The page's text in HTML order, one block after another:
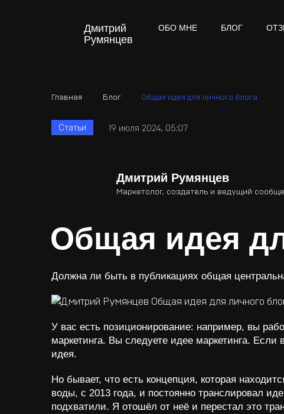
Дмитрий
Румянцев
ОБО МНЕ БЛОГ
Главная Блог Общая идея для личного блога
Статьи 19 июля 2024, 05:07
Дмитрий Румянцев
Маркетолог, создатель и ведущий
Общая идея
Должна ли быть в публикациях общая
У вас есть позиционирование: например, вы
маркетинга. Вы следуете идее маркетинга. Если
идея.
Но бывает, что есть концепция, которая
воды, с 2013 года, и постоянно транслировал
подхватили. Я отошёл от неё и перестал это